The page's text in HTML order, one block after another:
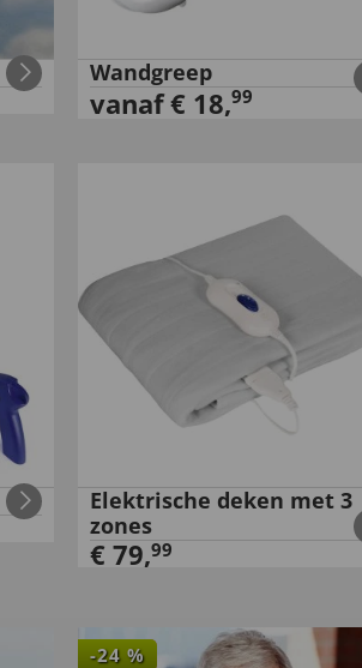
Wandgreep
vanaf€ 18,99
Elektrische deken met 3
zones
€ 79,99
-24 %